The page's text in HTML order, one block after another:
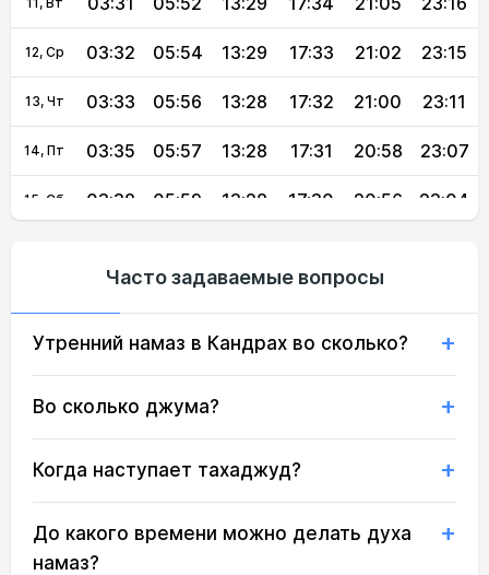
12, Ср 03:32 05:54 13:29 17:33 21:02 23:15
13, Чт 03:33 05:56 13:28 17:32 21:00 23:11
14, Пт 03:35 05:57 13:28 17:31 20:58 23:07
15, Сб 03:38 05:59 13:28 17:30 20:56 23:04
18, Вт 03:49 06:05 13:27 17:26 20:49 22:53
19, Ср 03:52 06:07 22:49
03:55 06:08 13:27 17:24 20:45 22:46
22, Сб 04:02 06:12 13:26 17:21 20:40 22:39
Часто задаваемые вопросы
Утренний намаз в Кандрах во сколько?
Во сколько джума?
Когда наступает тахаджуд?
До какого времени можно делать духа
намаз?